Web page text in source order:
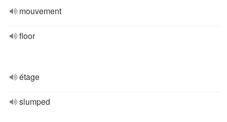
mouvement
floor
étage
slumped